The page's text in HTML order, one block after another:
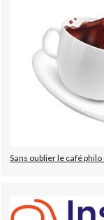
Sans oublier le café